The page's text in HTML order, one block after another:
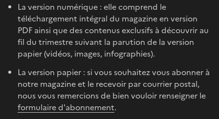
La version numérique : elle comprend le
téléchargement intégral du magazine en version
PDF ainsi que des contenus exclusifs à découvrir au
fil du trimestre suivant la parution de la version
papier (vidéos, images, infographies).
La version papier : si vous souhaitez vous abonner à
notre magazine et le recevoir par courrier postal,
nous vous remercions de bien vouloir renseigner le
formulaire d'abonnement.